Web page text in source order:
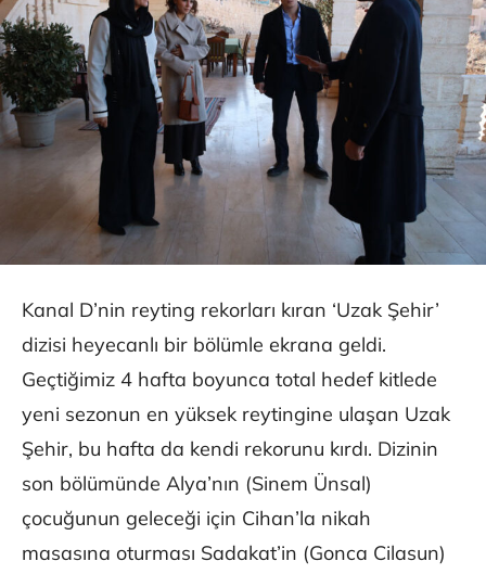
Kanal D’nin reyting rekorları kıran ‘Uzak Şehir’
dizisi heyecanlı bir bölümle ekrana geldi.
Geçtiğimiz 4 hafta boyunca total hedef kitlede
yeni sezonun en yüksek reytingine ulaşan Uzak
Şehir, bu hafta da kendi rekorunu kırdı. Dizinin
son bölümünde Alya’nın (Sinem Ünsal)
çocuğunun geleceği için Cihan’la nikah
masasına oturması Sadakat’in (Gonca Cilasun)